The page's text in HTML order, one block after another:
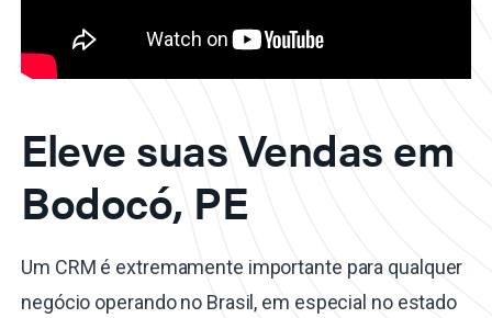
Eleve suas Vendas em
Bodocó, PE
Um CRM é extremamente importante para qualquer
negócio operando no Brasil, em especial no estado